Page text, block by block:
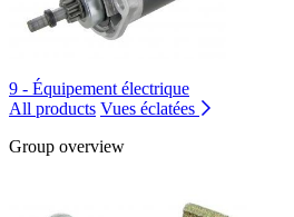
9 - Équipement électrique
All products Vues éclatées
Group overview